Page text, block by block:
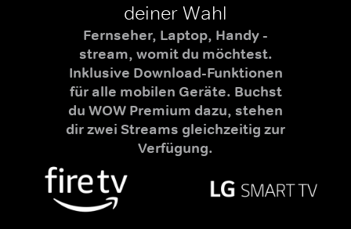
deiner Wahl
Fernseher, Laptop, Handy -
stream, womit du möchtest.
Inklusive Download-Funktionen
für alle mobilen Geräte. Buchst
du WOW Premium dazu, stehen
dir zwei Streams gleichzeitig zur
Verfügung.